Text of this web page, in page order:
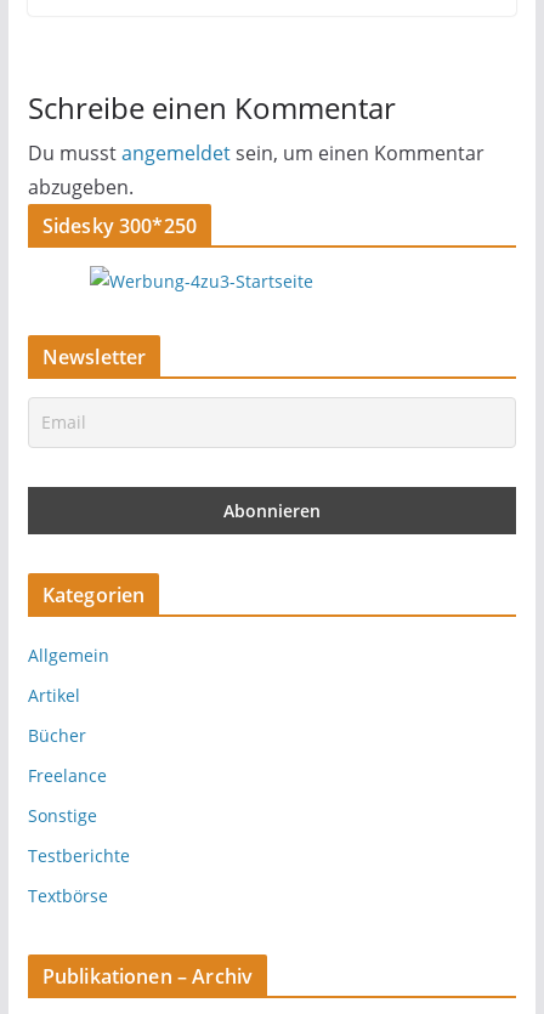
Schreibe einen Kommentar
Du musstangemeldetsein, um einen Kommentar
abzugeben.
Sidesky 300*250
Newsletter
Kategorien
Allgemein
Artikel
Bücher
Freelance
Sonstige
Testberichte
Textbörse
Publikationen – Archiv